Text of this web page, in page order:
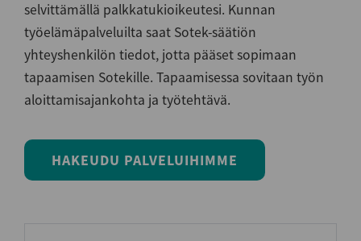
selvittämällä palkkatukioikeutesi. Kunnan
työelämäpalveluilta saat Sotek-säätiön
yhteyshenkilön tiedot, jotta pääset sopimaan
tapaamisen Sotekille. Tapaamisessa sovitaan työn
aloittamisajankohta ja työtehtävä.
HAKEUDU PALVELUIHIMME